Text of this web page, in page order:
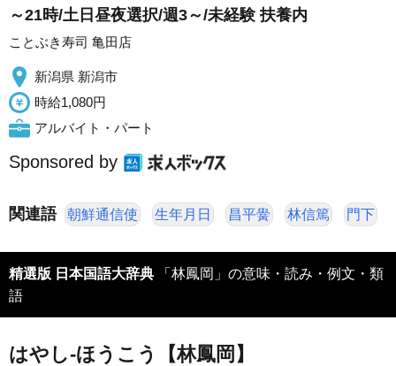
～21時/土日昼夜選択/週3～/未経験 扶養内
ことぶき寿司 亀田店
新潟県 新潟市
時給1,080円
アルバイト・パート
Sponsored by
関連語 朝鮮通信使 生年月日 昌平黌 林信篤 門下
精選版 日本国語大辞典
語
はやし‐ほうこう【林鳳岡】